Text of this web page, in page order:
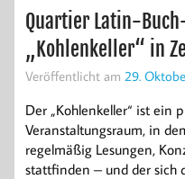
Quartier Latin-
„Kohlenkeller“ in
Veröffentlicht am 29.
Der „Kohlenkeller“ ist ein
Veranstaltungsraum, in
regelmäßig Lesungen,
stattfinden – und der sich